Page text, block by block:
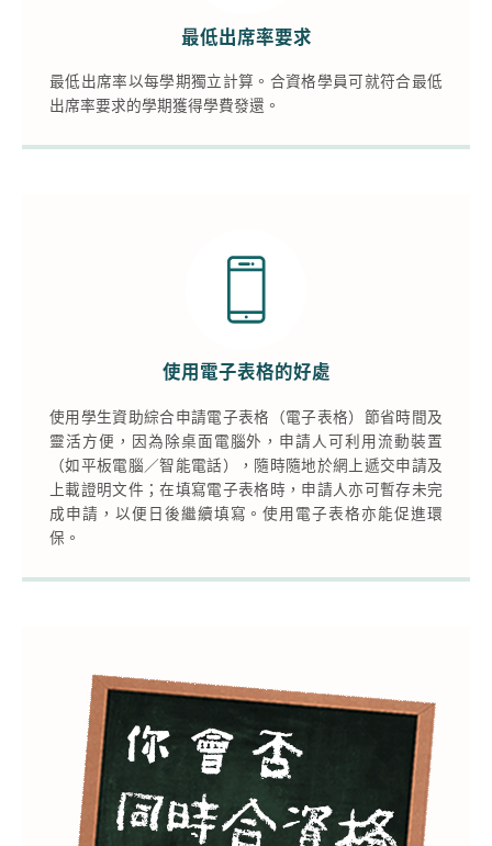
最低出席率要求
最低出席率以每學期獨立計算。合資格學員可就符合最低
出席率要求的學期獲得學費發還。
使用電子表格的好處
使用學生資助綜合申請電子表格（電子表格）節省時間及
靈活方便，因為除桌面電腦外，申請人可利用流動裝置
（如平板電腦／智能電話），隨時隨地於網上遞交申請及
上載證明文件；在填寫電子表格時，申請人亦可暫存未完
成申請，以便日後繼續填寫。使用電子表格亦能促進環
保。